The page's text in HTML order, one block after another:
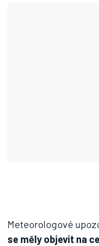
Meteorologové
se měly objevit na